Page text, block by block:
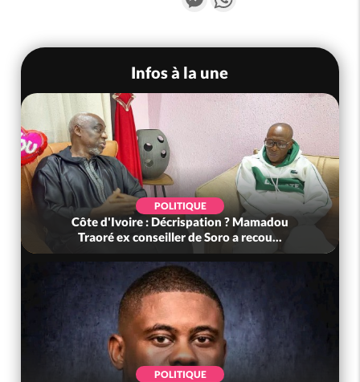
Infos à la une
POLITIQUE
Côte d'Ivoire : Décrispation ? Mamadou
Traoré ex conseiller de Soro a recou...
POLITIQUE